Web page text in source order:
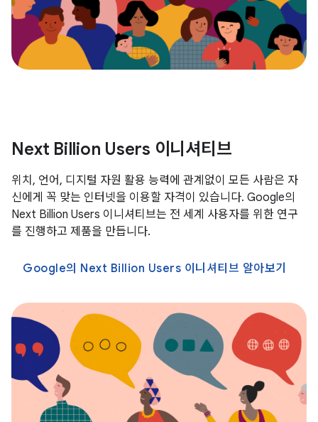
Next Billion Users 이니셔티브
위치, 언어, 디지털 자원 활용 능력에 관계없이 모든 사람은 자
신에게 꼭 맞는 인터넷을 이용할 자격이 있습니다. Google의
Next Billion Users 이니셔티브는 전 세계 사용자를 위한 연구
를 진행하고 제품을 만듭니다.
Google의 Next Billion Users 이니셔티브 알아보기